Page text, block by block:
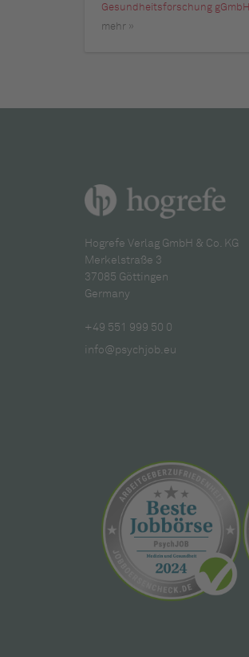
Gesundheitsforschung gGmbH
mehr »
Hogrefe Verlag GmbH & Co. KG
Merkelstraße 3
37085 Göttingen
Germany
+49 551 999 50 0
info@psychjob.eu